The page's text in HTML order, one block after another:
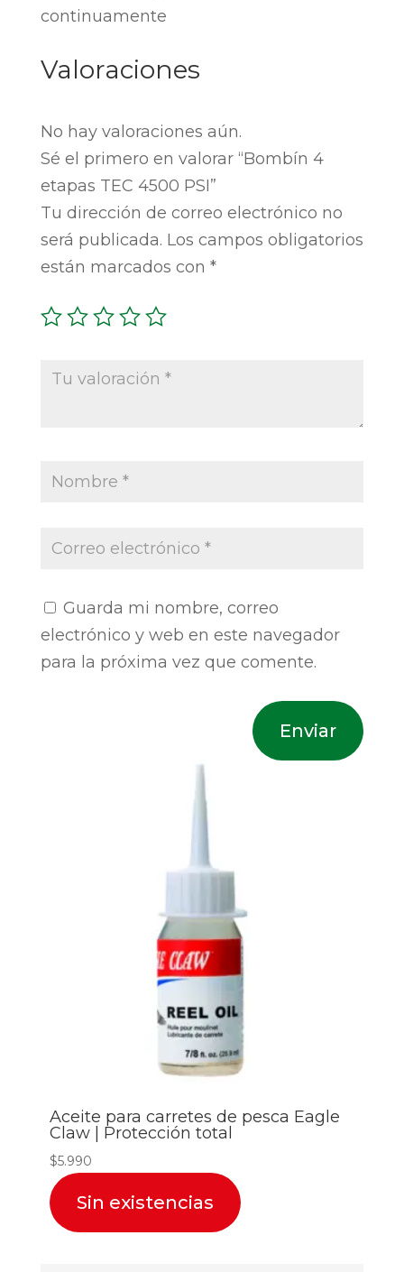
continuamente
Valoraciones
No hay valoraciones aún.
Sé el primero en valorar “Bombín 4
etapas TEC 4500 PSI”
Tu dirección de correo electrónico no
será publicada. Los campos obligatorios
están marcados con *
Guarda mi nombre, correo
electrónico y web en este navegador
para la próxima vez que comente.
Aceite para carretes de pesca Eagle
Claw | Protección total
$5.990
Sin existencias